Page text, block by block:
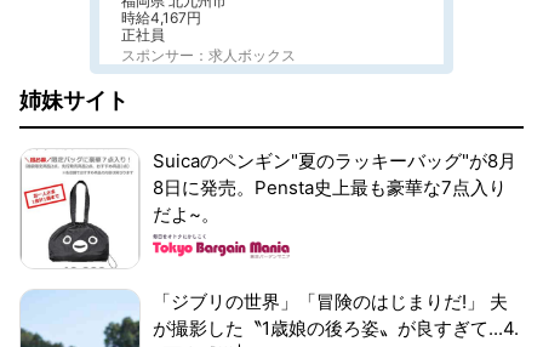
時給4,167円
正社員
スポンサー：求人ボックス
姉妹サイト
Suicaのペンギン"夏のラッキーバッグ"が8月
8日に発売。Pensta史上最も豪華な7点入り
だよ~。
「ジブリの世界」「冒険のはじまりだ!」 夫
が撮影した〝1歳娘の後ろ姿〟が良すぎて...4.